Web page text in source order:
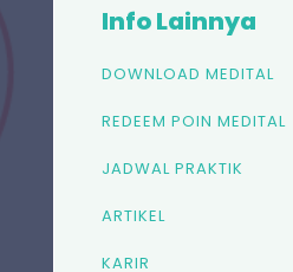
Info Lainnya
DOWNLOAD MEDITAL
REDEEM POIN MEDITAL
JADWAL PRAKTIK
ARTIKEL
KARIR